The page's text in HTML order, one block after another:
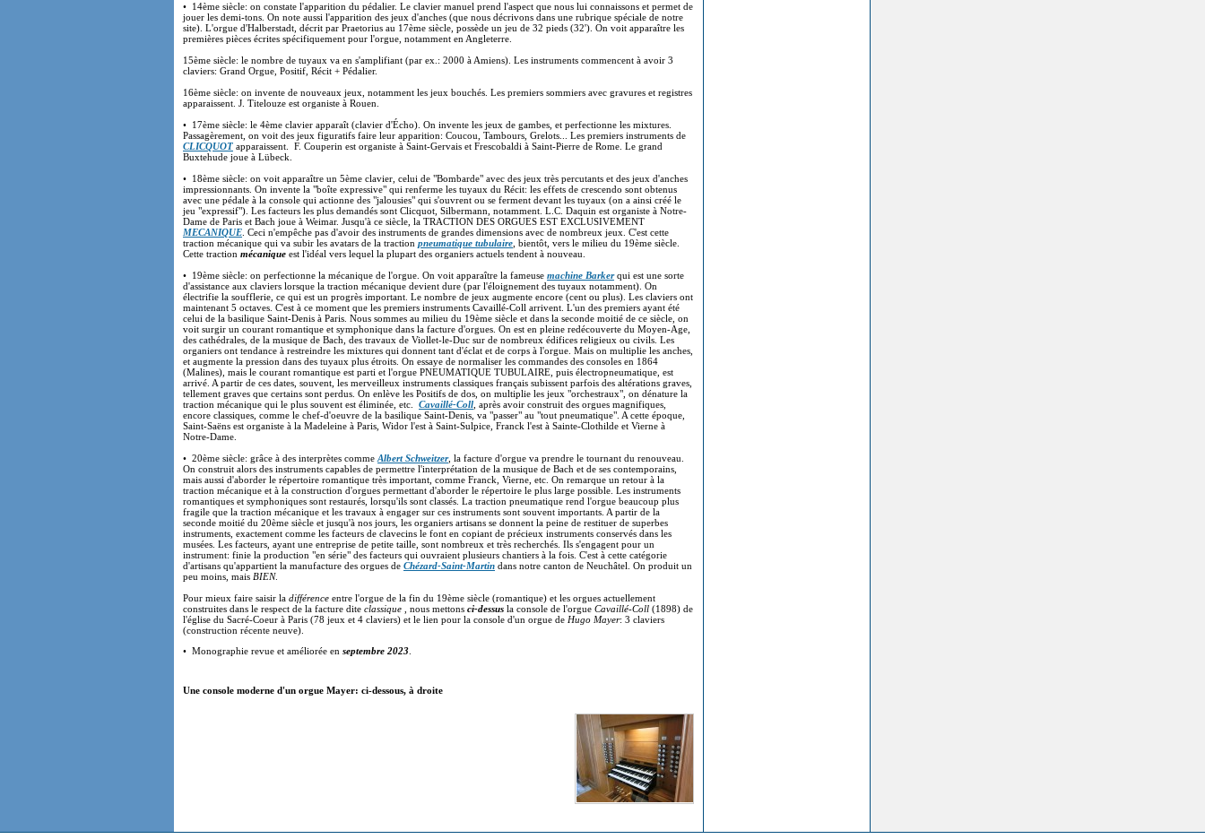
• 14ème siècle: on constate l'apparition du pédalier. Le clavier manuel prend l'aspect que nous lui connaissons et permet de
jouer les demi-tons. On note aussi l'apparition des jeux d'anches (que nous décrivons dans une rubrique spéciale de notre
site). L'orgue d'Halberstadt, décrit par Praetorius au 17ème siècle, possède un jeu de 32 pieds (32'). On voit apparaître les
premières pièces écrites spécifiquement pour l'orgue, notamment en Angleterre.
15ème siècle: le nombre de tuyaux va en s'amplifiant (par ex.: 2000 à Amiens). Les instruments commencent à avoir 3
claviers: Grand Orgue, Positif, Récit + Pédalier.
16ème siècle: on invente de nouveaux jeux, notamment les jeux bouchés. Les premiers sommiers avec gravures et registres
apparaissent. J. Titelouze est organiste à Rouen.
• 17ème siècle: le 4ème clavier apparaît (clavier d'Écho). On invente les jeux de gambes, et perfectionne les mixtures.
Passagèrement, on voit des jeux figuratifs faire leur apparition: Coucou, Tambours, Grelots... Les premiers instruments de
CLICQUOT apparaissent. F. Couperin est organiste à Saint-Gervais et Frescobaldi à Saint-Pierre de Rome. Le grand
Buxtehude joue à Lübeck.
• 18ème siècle: on voit apparaître un 5ème clavier, celui de "Bombarde" avec des jeux très percutants et des jeux d'anches
impressionnants. On invente la "boîte expressive" qui renferme les tuyaux du Récit: les effets de crescendo sont obtenus
avec une pédale à la console qui actionne des "jalousies" qui s'ouvrent ou se ferment devant les tuyaux (on a ainsi créé le
jeu "expressif"). Les facteurs les plus demandés sont Clicquot, Silbermann, notamment. L.C. Daquin est organiste à Notre-
Dame de Paris et Bach joue à Weimar. Jusqu'à ce siècle, la TRACTION DES ORGUES EST EXCLUSIVEMENT
MECANIQUE . Ceci n'empêche pas d'avoir des instruments de grandes dimensions avec de nombreux jeux. C'est cette
traction mécanique qui va subir les avatars de la traction pneumatique tubulaire , bientôt, vers le milieu du 19ème siècle.
Cette traction mécanique est l'idéal vers lequel la plupart des organiers actuels tendent à nouveau.
• 19ème siècle: on perfectionne la mécanique de l'orgue. On voit apparaître la fameuse machine Barkerqui est une sorte
d'assistance aux claviers lorsque la traction mécanique devient dure (par l'éloignement des tuyaux notamment). On
électrifie la soufflerie, ce qui est un progrès important. Le nombre de jeux augmente encore (cent ou plus). Les claviers ont
maintenant 5 octaves. C'est à ce moment que les premiers instruments Cavaillé-Coll arrivent. L'un des premiers ayant été
celui de la basilique Saint-Denis à Paris. Nous sommes au milieu du 19ème siècle et dans la seconde moitié de ce siècle, on
voit surgir un courant romantique et symphonique dans la facture d'orgues. On est en pleine redécouverte du Moyen-Age,
des cathédrales, de la musique de Bach, des travaux de Viollet-le-Duc sur de nombreux édifices religieux ou civils. Les
organiers ont tendance à restreindre les mixtures qui donnent tant d'éclat et de corps à l'orgue. Mais on multiplie les anches,
et augmente la pression dans des tuyaux plus étroits. On essaye de normaliser les commandes des consoles en 1864
(Malines), mais le courant romantique est parti et l'orgue PNEUMATIQUE TUBULAIRE, puis électropneumatique, est
arrivé. A partir de ces dates, souvent, les merveilleux instruments classiques français subissent parfois des altérations graves,
tellement graves que certains sont perdus. On enlève les Positifs de dos, on multiplie les jeux "orchestraux", on dénature la
traction mécanique qui le plus souvent est éliminée, etc. Cavaillé-Coll , après avoir construit des orgues magnifiques,
encore classiques, comme le chef-d'oeuvre de la basilique Saint-Denis, va "passer" au "tout pneumatique". A cette époque,
Saint-Saëns est organiste à la Madeleine à Paris, Widor l'est à Saint-Sulpice, Franck l'est à Sainte-Clothilde et Vierne à
Notre-Dame.
• 20ème siècle: grâce à des interprètes comme Albert Schweitzer, la facture d'orgue va prendre le tournant du renouveau.
On construit alors des instruments capables de permettre l'interprétation de la musique de Bach et de ses contemporains,
mais aussi d'aborder le répertoire romantique très important, comme Franck, Vierne, etc. On remarque un retour à la
traction mécanique et à la construction d'orgues permettant d'aborder le répertoire le plus large possible. Les instruments
romantiques et symphoniques sont restaurés, lorsqu'ils sont classés. La traction pneumatique rend l'orgue beaucoup plus
fragile que la traction mécanique et les travaux à engager sur ces instruments sont souvent importants. A partir de la
seconde moitié du 20ème siècle et jusqu'à nos jours, les organiers artisans se donnent la peine de restituer de superbes
instruments, exactement comme les facteurs de clavecins le font en copiant de précieux instruments conservés dans les
musées. Les facteurs, ayant une entreprise de petite taille, sont nombreux et très recherchés. Ils s'engagent pour un
instrument: finie la production "en série" des facteurs qui ouvraient plusieurs chantiers à la fois. C'est à cette catégorie
d'artisans qu'appartient la manufacture des orgues de Chézard-Saint-Martin dans notre canton de Neuchâtel. On produit un
peu moins, mais BIEN.
Pour mieux faire saisir la différence entre l'orgue de la fin du 19ème siècle (romantique) et les orgues actuellement
construites dans le respect de la facture dite classique , nous mettons ci-dessus la console de l'orgue Cavaillé-Coll (1898) de
l'église du Sacré-Coeur à Paris (78 jeux et 4 claviers) et le lien pour la console d'un orgue de Hugo Mayer: 3 claviers
(construction récente neuve).
• Monographie revue et améliorée en septembre 2023
Une console moderne d'un orgue Mayer: ci-dessous, à droite